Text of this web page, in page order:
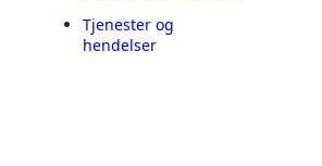
Tjenester og
hendelser